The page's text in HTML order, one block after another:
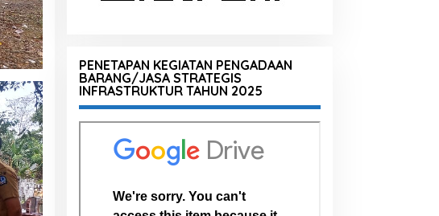
PENETAPAN KEGIATAN PENGADAAN
BARANG/JASA STRATEGIS
INFRASTRUKTUR TAHUN 2025